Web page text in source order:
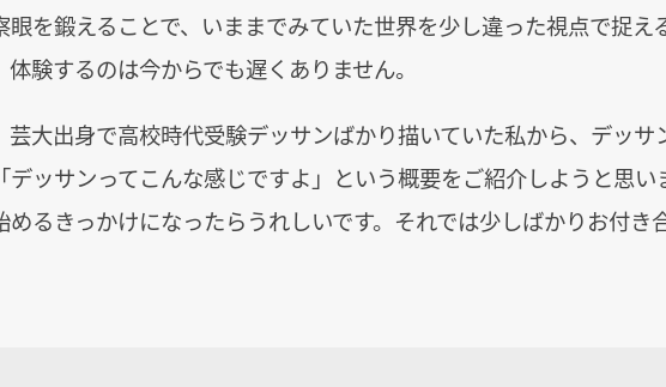
眼を鍛えることで、いままでみていた世界を少し違った視点で捉え
体験するのは今からでも遅くありません。
芸大出身で高校時代受験デッサンばかり描いていた私から、デッサ
デッサンってこんな感じですよ」という概要をご紹介しようと思い
めるきっかけになったらうれしいです。それでは少しばかりお付き